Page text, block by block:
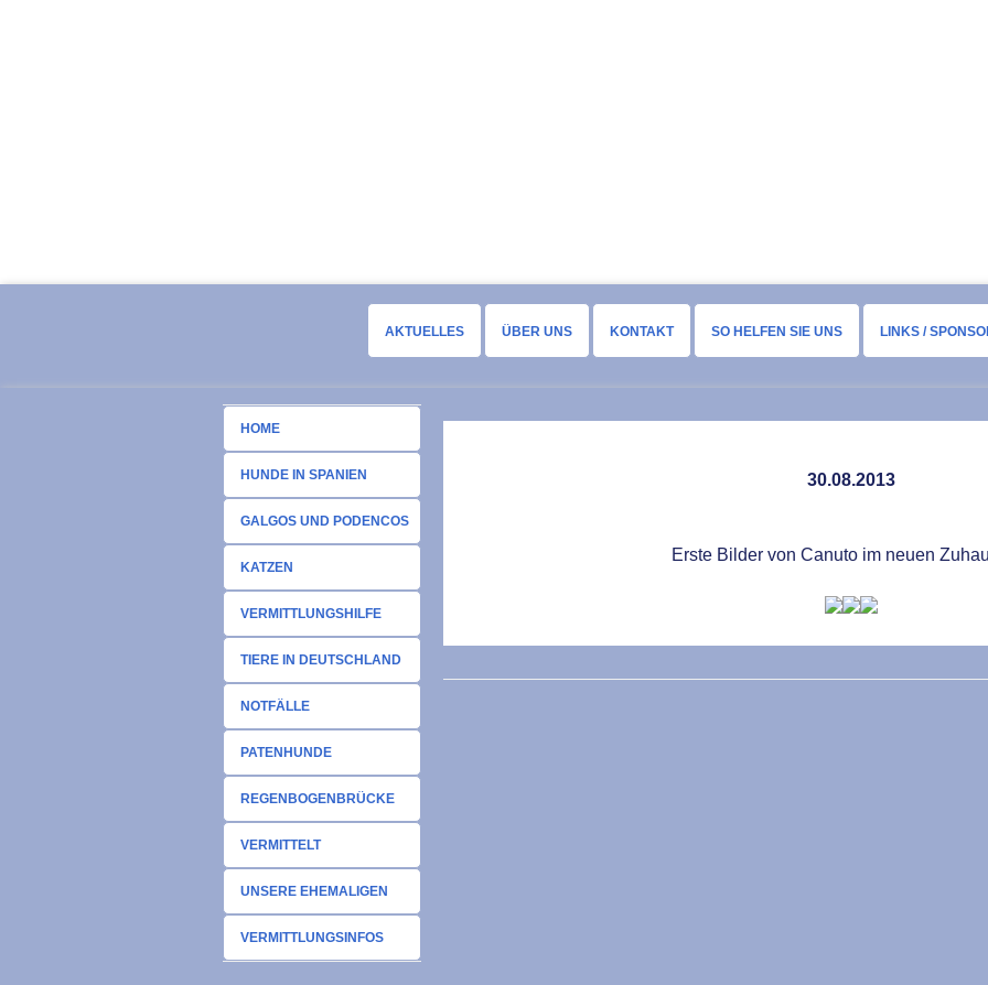
AKTUELLES ÜBER UNS KONTAKT SO HELFEN SIE UNS LINKS /
HOME
HUNDE IN SPANIEN
GALGOS UND PODENCOS
KATZEN
VERMITTLUNGSHILFE
TIERE IN DEUTSCHLAND
NOTFÄLLE
PATENHUNDE
REGENBOGENBRÜCKE
VERMITTELT
UNSERE EHEMALIGEN
VERMITTLUNGSINFOS
30.08.2013
Erste Bilder von Canuto im neuen